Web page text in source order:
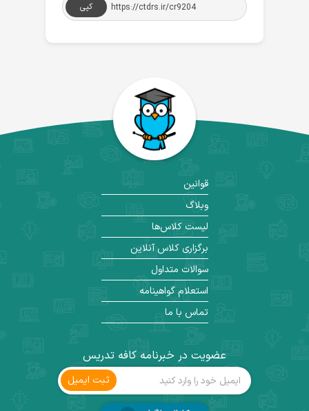
کپی
عضویت در خبرنامه کافه تدریس
ثبت ‌ایمیل
قوانین
وبلاگ
لیست کلاس‌ها
برگزاری کلاس آنلاین
سوالات متداول
استعلام گواهینامه
تماس با ما